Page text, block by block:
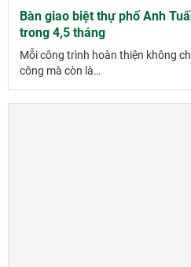
Bàn giao biệt thự phố Anh
trong 4,5 tháng
Mỗi công trình hoàn thiện không
công mà còn là…